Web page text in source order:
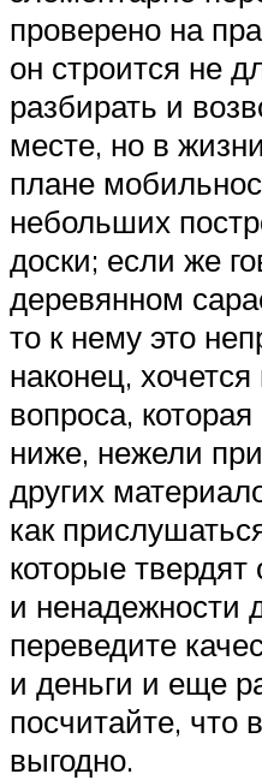
проверено на
он строится не
разбирать и
месте, но в
плане
небольших
доски; если же
деревянном
то к нему это
наконец,
вопроса,
ниже, нежели
других
как
которые твердят
и ненадежности
переведите
и деньги и еще
посчитайте, что
выгодно.